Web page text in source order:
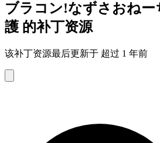
ブラコン!なずさおねー
護 的补丁资源
该补丁资源最后更新于 超过 1 年前